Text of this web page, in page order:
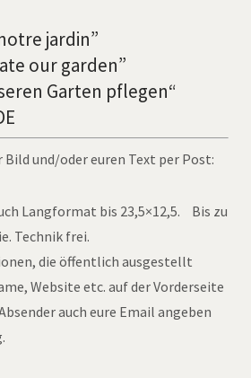
jardin”
our garden”
Garten pflegen“
und/oder euren Text per Post:
Langformat bis 23,5×12,5. Bis zu
Technik frei.
die öffentlich ausgestellt
Website etc. auf der Vorderseite
auch eure Email angeben